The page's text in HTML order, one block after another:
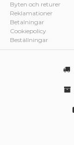
Byten och returer
Reklamationer
Betalningar
Cookiepolicy
Beställningar